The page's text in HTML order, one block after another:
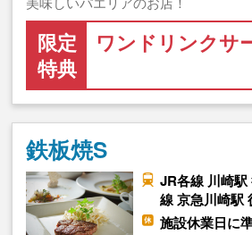
限定
特典
ワンドリンクサ
鉄板焼S
JR各線 川崎
線 京急川崎駅
施設休業日に